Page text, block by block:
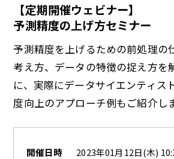
【定期開催ウェビナー】
予測精度の上げ方セミナー
予測精度を上げるための前処理の
考え方、データの特徴の捉え方を
に、実際にデータサイエンティス
度向上のアプローチ例もご紹介しま
開催日時
2023年01月12日(木)